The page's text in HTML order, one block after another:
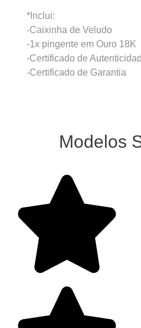
*Inclui:
-Caixinha de Veludo
-1x pingente em Ouro 18K
-Certificado de
-Certificado de Garantia
Modelos